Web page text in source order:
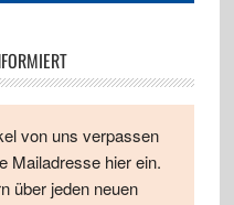
von uns verpassen
Mailadresse hier ein.
über jeden neuen